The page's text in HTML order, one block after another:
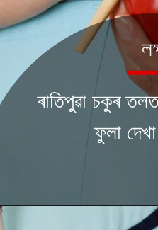
ৰাতিপুৱা চকুৰ
ফুলা